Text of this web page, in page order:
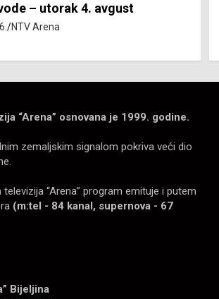
– utorak 4. avgust
NTV Arena
“Arena” osnovana je 1999. godine.
zemaljskim signalom pokriva veći dio
“Arena” program emituje i putem
(m:tel - 84 kanal, supernova - 67
Bijeljina